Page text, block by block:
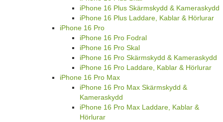
iPhone 16 Plus Skärmskydd & Kameraskydd
iPhone 16 Plus Laddare, Kablar & Hörlurar
iPhone 16 Pro
iPhone 16 Pro Fodral
iPhone 16 Pro Skal
iPhone 16 Pro Skärmskydd & Kameraskydd
iPhone 16 Pro Laddare, Kablar & Hörlurar
iPhone 16 Pro Max
iPhone 16 Pro Max Skärmskydd &
Kameraskydd
iPhone 16 Pro Max Laddare, Kablar &
Hörlurar